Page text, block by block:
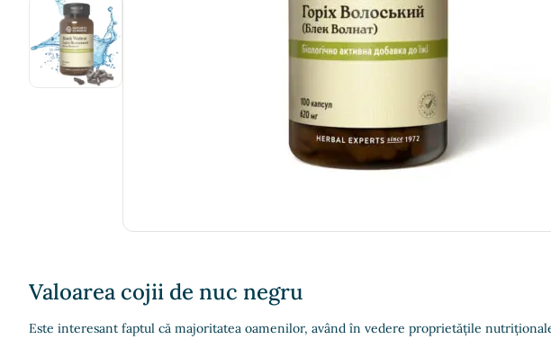
Valoarea cojii de nuc negru
Este interesant faptul că majoritatea oamenilor, având în vedere proprietățile